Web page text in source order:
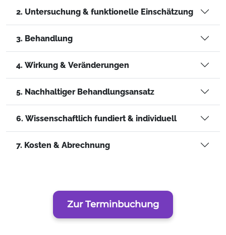
2. Untersuchung & funktionelle Einschätzung
3. Behandlung
4. Wirkung & Veränderungen
5. Nachhaltiger Behandlungsansatz
6. Wissenschaftlich fundiert & individuell
7. Kosten & Abrechnung
Zur Terminbuchung